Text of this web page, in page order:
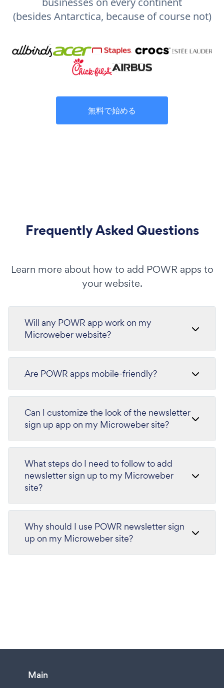
(besides Antarctica, because of course not)
無料で始める
Frequently Asked Questions
Learn more about how to add POWR apps to
your website.
Will any POWR app work on my
Microweber website?
Are POWR apps mobile-friendly?
Can I customize the look of the newsletter
sign up app on my Microweber site?
What steps do I need to follow to add
newsletter sign up to my Microweber
site?
Why should I use POWR newsletter sign
up on my Microweber site?
Main